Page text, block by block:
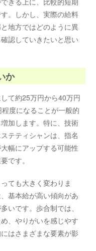
。しかし、実際の給料
地方ではどのように異
認していきたいと思い
か
て約25万円から40万円
度になることが一般的
加します。特に、技術
テティシャンは、指名
幅にアップする可能性
です。
ても大きく変わりま
基本給が高い傾向があ
いです。歩合制では、
、やりがいを感じやす
はさまざまな要素が影